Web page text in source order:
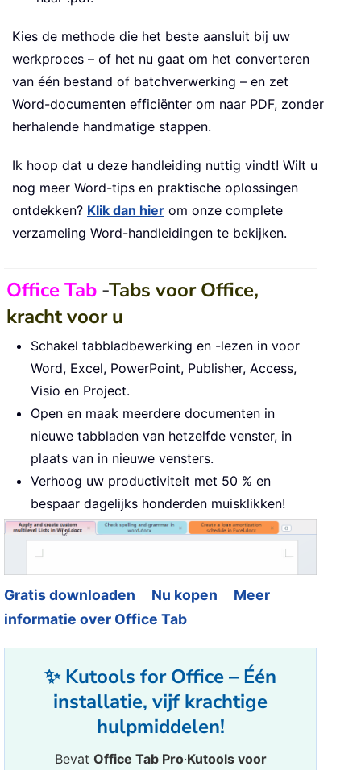
Kies de methode die het beste aansluit bij uw
werkproces – of het nu gaat om het converteren
van één bestand of batchverwerking – en zet
Word-documenten efficiënter om naar PDF, zonder
herhalende handmatige stappen.
Ik hoop dat u deze handleiding nuttig vindt! Wilt u
nog meer Word-tips en praktische oplossingen
ontdekken? Klik dan hier om onze complete
verzameling Word-handleidingen te bekijken.
Office Tab -Tabs voor Office,
kracht voor u
Schakel tabbladbewerking en -lezen in voor
Word, Excel, PowerPoint, Publisher, Access,
Visio en Project.
Open en maak meerdere documenten in
nieuwe tabbladen van hetzelfde venster, in
plaats van in nieuwe vensters.
Verhoog uw productiviteit met 50 % en
bespaar dagelijks honderden muisklikken!
Gratis downloaden Nu kopen
Meer
informatie over Office Tab
✨ Kutools for Office – Één
installatie, vijf krachtige
hulpmiddelen!
Bevat Office Tab Pro·Kutools voor